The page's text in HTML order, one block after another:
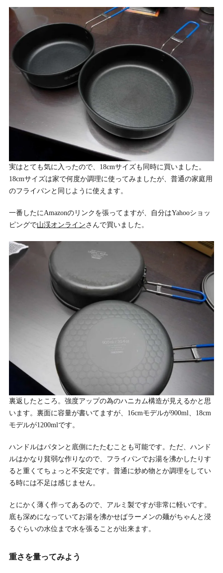
実はとても気に入ったので、18cmサイズも同時に買いました。
18cmサイズは家で何度か調理に使ってみましたが、普通の家庭用
のフライパンと同じように使えます。
一番したにAmazonのリンクを張ってますが、自分はYahooショッ
ピングで山渓オンラインさんで買いました。
裏返したところ。強度アップの為のハニカム構造が見えるかと思
います。裏面に容量が書いてますが、16cmモデルが900ml、18cm
モデルが1200mlです。
ハンドルはパタンと底側にたたむことも可能です。ただ、ハンド
ルはかなり貧弱な作りなので、フライパンでお湯を沸かしたりす
ると重くてちょっと不安定です。普通に炒め物とか調理をしてい
る時には不足は感じません。
とにかく薄く作ってあるので、アルミ製ですが非常に軽いです。
底も深めになっていてお湯を沸かせばラーメンの麺がちゃんと浸
るぐらいの水位まで水を張ることが出来ます。
重さを量ってみよう